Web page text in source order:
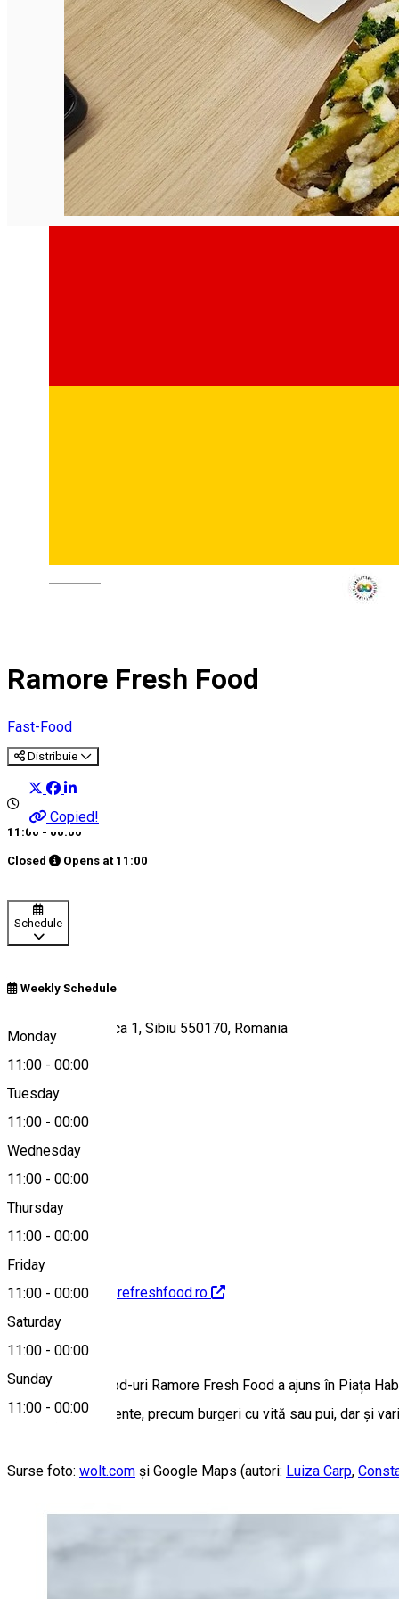
English
Ramore Fresh Food
Fast-Food
Distribuie
Copied!
11:00 - 00:00
Closed Opens at 11:00
Schedule
Weekly Schedule
Monday
11:00 - 00:00
Tuesday
11:00 - 00:00
Wednesday
11:00 - 00:00
Thursday
11:00 - 00:00
Friday
11:00 - 00:00
Saturday
11:00 - 00:00
Sunday
11:00 - 00:00
Strada Radu Stanca 1, Sibiu 550170, Romania
Map
https://www.ramorefreshfood.ro
About
Lanțul de fast-food-uri Ramore Fresh Food a ajuns în Piața
simple și consistente, precum burgeri cu vită sau pui, dar și
Surse foto: wolt.com și Google Maps (autori: Luiza Carp,